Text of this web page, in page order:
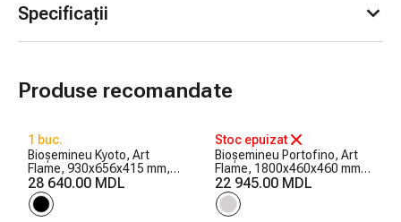
Specificații
Produse recomandate
1 buc.
Bioșemineu Kyoto, Art
Flame, 930x656x415 mm,
3000 W
28 640.00 MDL
Stoc epuizat
Bioșemineu Portofino, Art
Flame, 1800x460x460 mm,
1800 W
22 945.00 MDL